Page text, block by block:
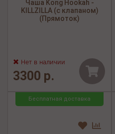
Чаша Kong Hookah -
KILLZILLA (с клапаном)
(Прямоток)
Нет в наличии
3300 р.
Бесплатная доставка